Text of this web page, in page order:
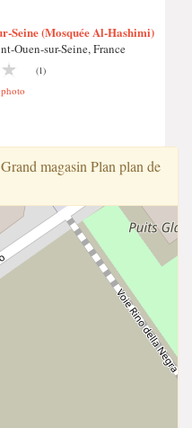
Seine (Mosquée Al-Hashimi)
Ouen-sur-Seine, France
(1)
magasin Plan plan de